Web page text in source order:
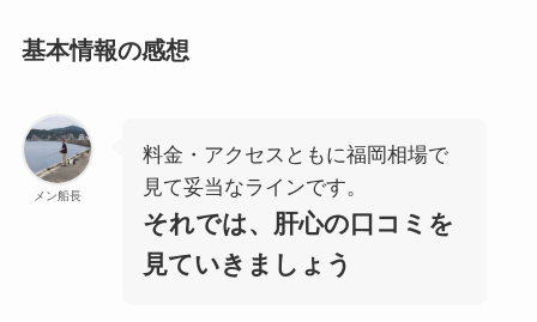
基本情報の感想
メン船長
料金・アクセスともに福岡相場で
見て妥当なラインです。
それでは、肝心の口コミを
見ていきましょう